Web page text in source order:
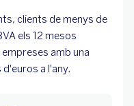
clients de menys de
els 12 mesos
amb una
a l'any.